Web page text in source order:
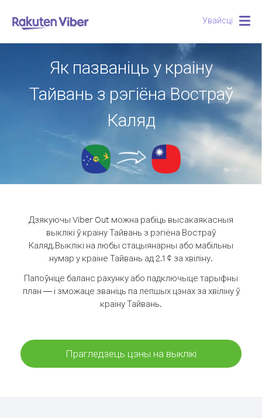
Увайсці
Як пазваніць у краіну
Тайвань з рэгіёна Востраў
Каляд
Дзякуючы Viber Out можна рабіць высакаякасныя
выклікі ў краіну Тайвань з рэгіёна Востраў
Каляд.Выклікі на любы стацыянарны або мабільны
нумар у краіне Тайвань ад 2.1 ¢ за хвіліну.
Папоўніце баланс рахунку або падключыце тарыфны
план — і зможаце званіць па лепшых цэнах за хвіліну ў
краіну Тайвань.
Прагледзець цэны на выклікі